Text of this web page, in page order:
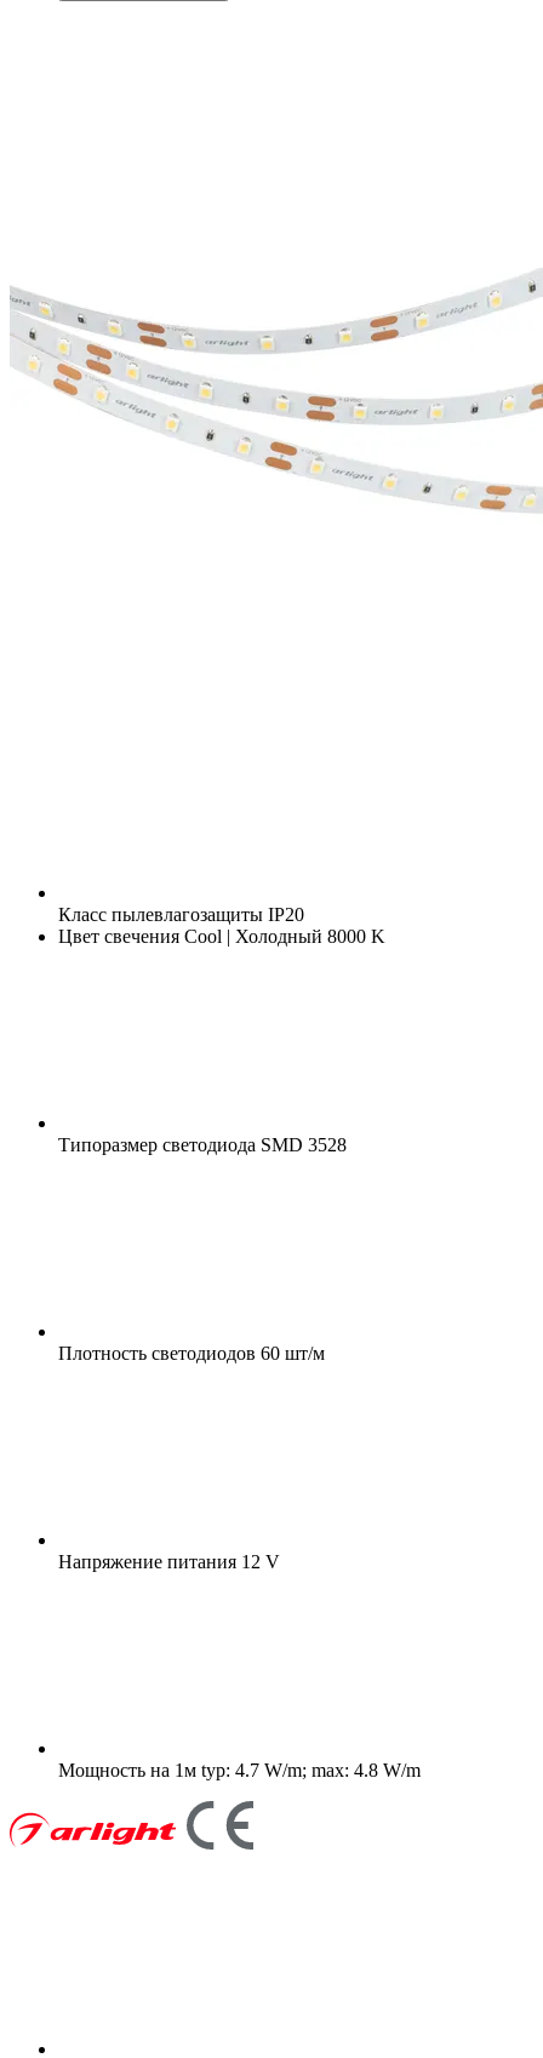
Класс пылевлагозащиты IP20
Цвет свечения Cool | Холодный 8000 K
Типоразмер светодиода SMD 3528
Плотность светодиодов 60 шт/м
Напряжение питания 12 V
Мощность на 1м typ: 4.7 W/m; max: 4.8 W/m